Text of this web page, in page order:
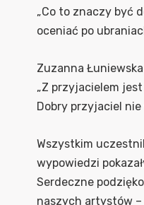
„Co to znaczy być
oceniać po
Zuzanna Łuniewska
„Z przyjacielem
Dobry przyjaciel
Wszystkim
wypowiedzi
Serdeczne
naszych artystów